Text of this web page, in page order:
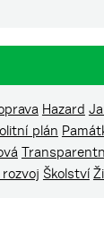
Hazard
plán
Školství